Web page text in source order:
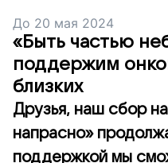
До 20 мая 2024
«Быть частью
поддержим
близких
Друзья, наш сбор
напрасно»
поддержкой мы